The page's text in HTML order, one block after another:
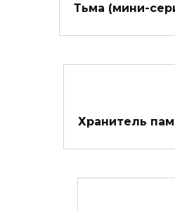
Тьма (мини-
Хранитель